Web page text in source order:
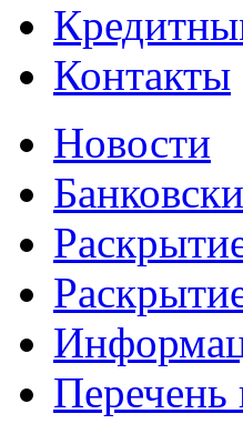
Контакты
Новости